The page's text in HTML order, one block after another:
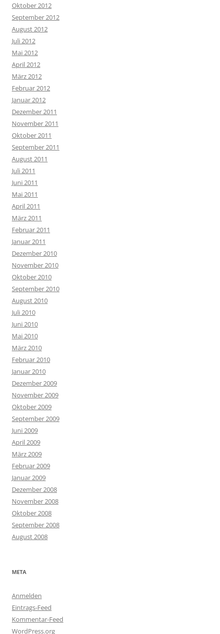
Oktober 2012
September 2012
August 2012
Juli 2012
Mai 2012
April 2012
März 2012
Februar 2012
Januar 2012
Dezember 2011
November 2011
Oktober 2011
September 2011
August 2011
Juli 2011
Juni 2011
Mai 2011
April 2011
März 2011
Februar 2011
Januar 2011
Dezember 2010
November 2010
Oktober 2010
September 2010
August 2010
Juli 2010
Juni 2010
Mai 2010
März 2010
Februar 2010
Januar 2010
Dezember 2009
November 2009
Oktober 2009
September 2009
Juni 2009
April 2009
März 2009
Februar 2009
Januar 2009
Dezember 2008
November 2008
Oktober 2008
September 2008
August 2008
META
Anmelden
Eintrags-Feed
Kommentar-Feed
WordPress.org